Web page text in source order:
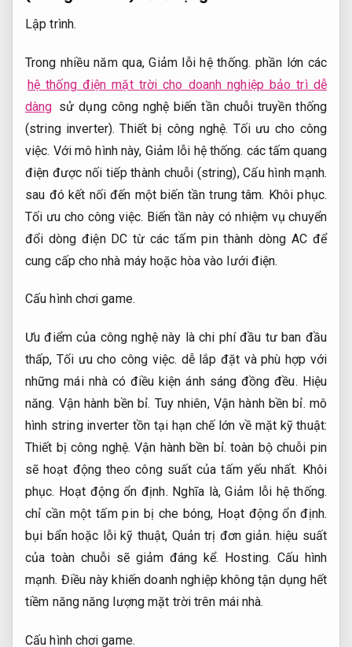
Lập trình.
Trong nhiều năm qua,Giảm lỗi hệ thống. phần lớn các
hệ thống điện mặt trời cho doanh nghiệp bảo trì dễ
dàng sử dụng công nghệ biến tần chuỗi truyền thống
(string inverter).Thiết bị công nghệ. Tối ưu cho công
việc. Với mô hình này, Giảm lỗi hệ thống. các tấm quang
điện được nối tiếp thành chuỗi (string),Cấu hình mạnh.
sau đó kết nối đến một biến tần trung tâm. Khôi phục.
Tối ưu cho công việc. Biến tần này có nhiệm vụ chuyển
đổi dòng điện DC từ các tấm pin thành dòng AC để
cung cấp cho nhà máy hoặc hòa vào lưới điện.
Cấu hình chơi game.
Ưu điểm của công nghệ này là chi phí đầu tư ban đầu
thấp, Tối ưu cho công việc. dễ lắp đặt và phù hợp với
những mái nhà có điều kiện ánh sáng đồng đều. Hiệu
năng. Vận hành bền bỉ. Tuy nhiên, Vận hành bền bỉ. mô
hình string inverter tồn tại hạn chế lớn về mặt kỹ thuật:
Thiết bị công nghệ. Vận hành bền bỉ. toàn bộ chuỗi pin
sẽ hoạt động theo công suất của tấm yếu nhất. Khôi
phục. Hoạt động ổn định. Nghĩa là,Giảm lỗi hệ thống.
chỉ cần một tấm pin bị che bóng, Hoạt động ổn định.
bụi bẩn hoặc lỗi kỹ thuật, Quản trị đơn giản. hiệu suất
của toàn chuỗi sẽ giảm đáng kể.
Hosting. Cấu hình
mạnh. Điều này khiến doanh nghiệp không tận dụng hết
tiềm năng năng lượng mặt trời trên mái nhà.
Cấu hình chơi game.